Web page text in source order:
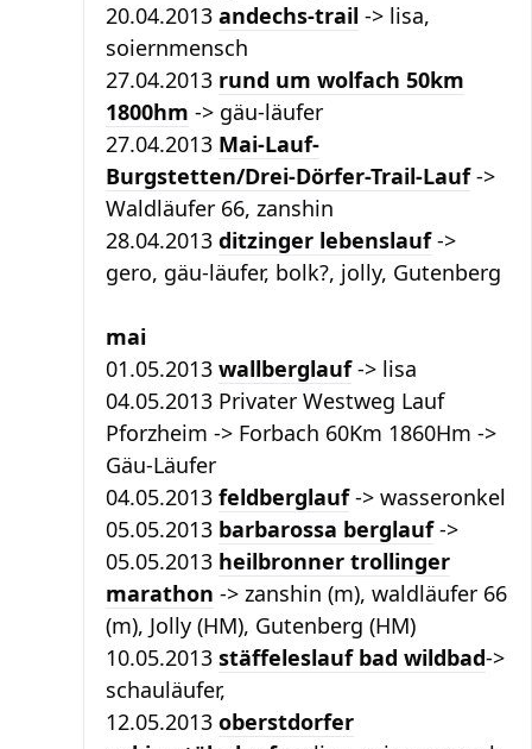
20.04.2013 andechs-trail -> lisa,
soiernmensch
27.04.2013 rund um wolfach 50km
1800hm -> gäu-läufer
27.04.2013 Mai-Lauf-
Burgstetten/Drei-Dörfer-Trail-Lauf->
Waldläufer 66, zanshin
28.04.2013 ditzinger lebenslauf->
gero, gäu-läufer, bolk?, jolly, Gutenberg
mai
01.05.2013 wallberglauf-> lisa
04.05.2013 Privater Westweg Lauf
Pforzheim -> Forbach 60Km 1860Hm ->
Gäu-Läufer
04.05.2013 feldberglauf-> wasseronkel
05.05.2013 barbarossa berglauf->
05.05.2013 heilbronner trollinger
marathon -> zanshin (m), waldläufer 66
(m), Jolly (HM), Gutenberg (HM)
10.05.2013 stäffeleslauf bad wildbad->
schauläufer,
12.05.2013 oberstdorfer